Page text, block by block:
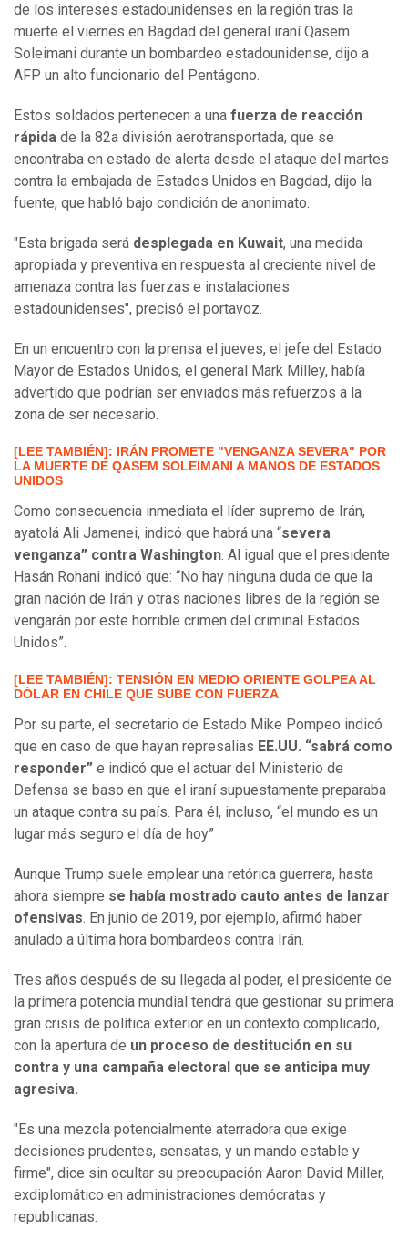
de los intereses estadounidenses en la región tras la
muerte el viernes en Bagdad del general iraní Qasem
Soleimani durante un bombardeo estadounidense, dijo a
AFP un alto funcionario del Pentágono.
Estos soldados pertenecen a una fuerza de reacción
rápida de la 82a división aerotransportada, que se
encontraba en estado de alerta desde el ataque del martes
contra la embajada de Estados Unidos en Bagdad, dijo la
fuente, que habló bajo condición de anonimato.
"Esta brigada será desplegada en Kuwait, una medida
apropiada y preventiva en respuesta al creciente nivel de
amenaza contra las fuerzas e instalaciones
estadounidenses", precisó el portavoz.
En un encuentro con la prensa el jueves, el jefe del Estado
Mayor de Estados Unidos, el general Mark Milley, había
advertido que podrían ser enviados más refuerzos a la
zona de ser necesario.
[LEE TAMBIÉN]: IRÁN PROMETE "VENGANZA SEVERA" POR
LA MUERTE DE QASEM SOLEIMANI A MANOS DE ESTADOS
UNIDOS
Como consecuencia inmediata el líder supremo de Irán,
ayatolá Ali Jamenei, indicó que habrá una “severa
venganza” contra Washington. Al igual que el presidente
Hasán Rohani indicó que: “No hay ninguna duda de que la
gran nación de Irán y otras naciones libres de la región se
vengarán por este horrible crimen del criminal Estados
Unidos”.
[LEE TAMBIÉN]: TENSIÓN EN MEDIO ORIENTE GOLPEA AL
DÓLAR EN CHILE QUE SUBE CON FUERZA
Por su parte, el secretario de Estado Mike Pompeo indicó
que en caso de que hayan represalias EE.UU. “sabrá como
responder” e indicó que el actuar del Ministerio de
Defensa se baso en que el iraní supuestamente preparaba
un ataque contra su país. Para él, incluso, “el mundo es un
lugar más seguro el día de hoy”
Aunque Trump suele emplear una retórica guerrera, hasta
ahora siempre se había mostrado cauto antes de lanzar
ofensivas. En junio de 2019, por ejemplo, afirmó haber
anulado a última hora bombardeos contra Irán.
Tres años después de su llegada al poder, el presidente de
la primera potencia mundial tendrá que gestionar su primera
gran crisis de política exterior en un contexto complicado,
con la apertura de un proceso de destitución en su
contra y una campaña electoral que se anticipa muy
agresiva.
"Es una mezcla potencialmente aterradora que exige
decisiones prudentes, sensatas, y un mando estable y
firme", dice sin ocultar su preocupación Aaron David Miller,
exdiplomático en administraciones demócratas y
republicanas.